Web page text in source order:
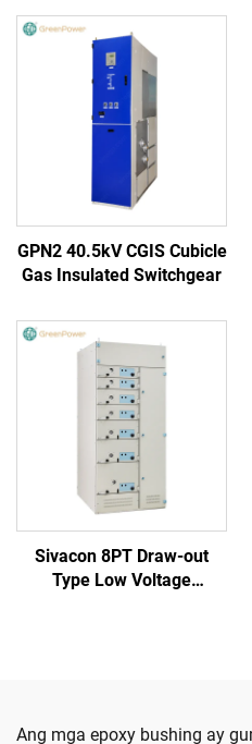
GPN2 40.5kV CGIS Cubicle
Gas Insulated Switchgear
Sivacon 8PT Draw-out
Type Low Voltage
Ang mga epoxy bushing ay